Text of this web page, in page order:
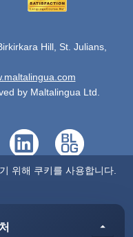
Hill, St. Julians,
by Maltalingua Ltd.
위해 쿠키를 사용합니다.